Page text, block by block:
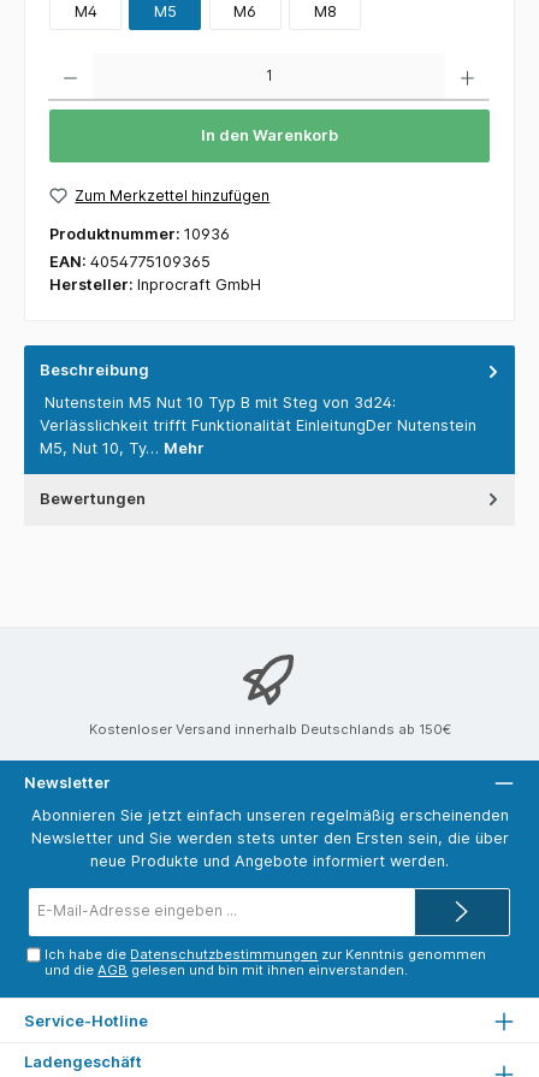
M4 M5 M6 M8
In den Warenkorb
Zum Merkzettel hinzufügen
Produktnummer: 10936
EAN: 4054775109365
Hersteller: Inprocraft GmbH
Beschreibung
Nutenstein M5 Nut 10 Typ B mit Steg von 3d24:
Verlässlichkeit trifft Funktionalität EinleitungDer Nutenstein
M5, Nut 10, Ty… Mehr
Bewertungen
Kostenloser Versand innerhalb Deutschlands ab 150€
Newsletter
Abonnieren Sie jetzt einfach unseren regelmäßig erscheinenden
Newsletter und Sie werden stets unter den Ersten sein, die über
neue Produkte und Angebote informiert werden.
Mail-
Ich habe die Datenschutzbestimmungen zur Kenntnis genommen
und dieAGB gelesen und bin mit ihnen einverstanden.
Service-Hotline
Ladengeschäft